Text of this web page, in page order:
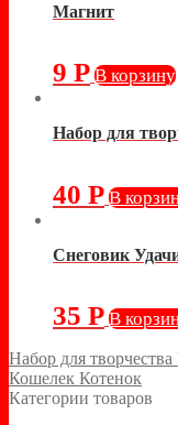
Магнит
9 Р В корзину
Набор для
40 Р В
Снеговик
35 Р В
Набор для творчества
Кошелек Котенок
Категории товаров